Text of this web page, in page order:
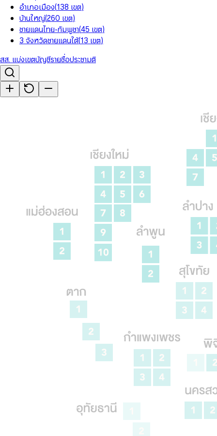
อำเภอเมือง(138 เขต)
บ้านใหญ่(260 เขต)
ชายแดนไทย-กัมพูชา(45 เขต)
3 จังหวัดชายแดนใต้(13 เขต)
สส. แบ่งเขตบัญชีรายชื่อประชามติ